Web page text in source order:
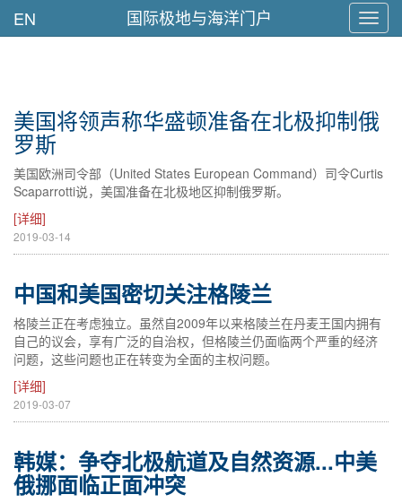
EN 国际极地与海洋门户
美国将领声称华盛顿准备在北极抑制俄
罗斯
美国欧洲司令部（United States European Command）司令Curtis
Scaparrotti说，美国准备在北极地区抑制俄罗斯。
[详细]
2019-03-14
中国和美国密切关注格陵兰
格陵兰正在考虑独立。虽然自2009年以来格陵兰在丹麦王国内拥有
自己的议会，享有广泛的自治权，但格陵兰仍面临两个严重的经济
问题，这些问题也正在转变为全面的主权问题。
[详细]
2019-03-07
韩媒：争夺北极航道及自然资源...中美
俄挪面临正面冲突